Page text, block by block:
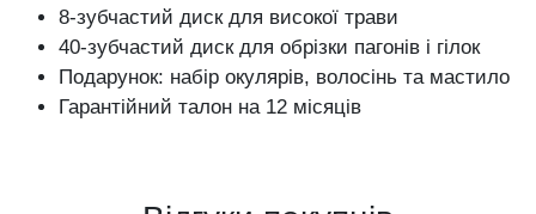
8-зубчастий диск для високої трави
40-зубчастий диск для обрізки пагонів і гілок
Подарунок: набір окулярів, волосінь та мастило
Гарантійний талон на 12 місяців